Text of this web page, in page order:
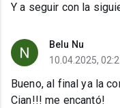
Y a seguir con la
Belu Nu
10.04.2025,
Bueno, al final ya la
Cian!!! me encantó!